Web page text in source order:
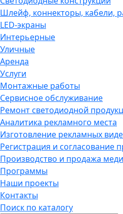
Шлейф, коннекторы, кабели,
LED-экраны
Интерьерные
Уличные
Аренда
Услуги
Монтажные работы
Сервисное обслуживание
Ремонт светодиодной
Аналитика рекламного места
Изготовление рекламных
Регистрация и согласование
Производство и продажа
Программы
Наши проекты
Контакты
Поиск по каталогу